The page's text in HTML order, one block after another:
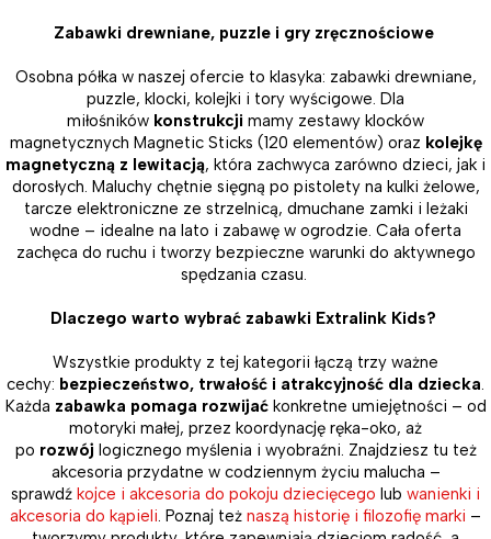
Zabawki drewniane, puzzle i gry zręcznościowe
Osobna półka w naszej ofercie to klasyka: zabawki drewniane,
puzzle, klocki, kolejki i tory wyścigowe. Dla
miłośników konstrukcji mamy zestawy klocków
magnetycznych Magnetic Sticks (120 elementów) oraz kolejkę
magnetyczną z lewitacją, która zachwyca zarówno dzieci, jak i
dorosłych. Maluchy chętnie sięgną po pistolety na kulki żelowe,
tarcze elektroniczne ze strzelnicą, dmuchane zamki i leżaki
wodne – idealne na lato i zabawę w ogrodzie. Cała oferta
zachęca do ruchu i tworzy bezpieczne warunki do aktywnego
spędzania czasu.
Dlaczego warto wybrać zabawki Extralink Kids?
Wszystkie produkty z tej kategorii łączą trzy ważne
cechy: bezpieczeństwo, trwałość i atrakcyjność dla dziecka.
Każda zabawka pomaga rozwijaćkonkretne umiejętności – od
motoryki małej, przez koordynację ręka-oko, aż
po rozwój logicznego myślenia i wyobraźni. Znajdziesz tu też
akcesoria przydatne w codziennym życiu malucha –
sprawdź kojce i akcesoria do pokoju dziecięcego lub wanienki i
akcesoria do kąpieli. Poznaj też naszą historię i filozofię marki –